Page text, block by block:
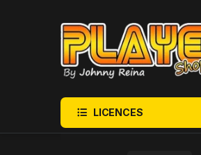
LICENCES